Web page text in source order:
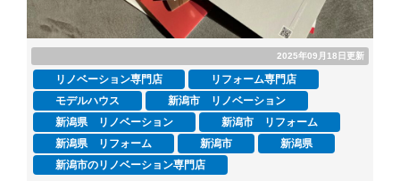
2025年09月18日更新
リノベーション専門店
リフォーム専門店
モデルハウス
新潟市 リノベーション
新潟県 リノベーション
新潟市 リフォーム
新潟県 リフォーム
新潟市
新潟県
新潟市のリノベーション専門店